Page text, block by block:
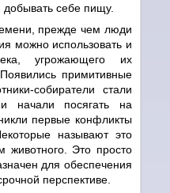
себе пищу.
прежде чем люди
можно использовать и
угрожающего их
примитивные
собиратели стали
начали посягать на
первые конфликты
называют это
животного. Это просто
для обеспечения
перспективе.